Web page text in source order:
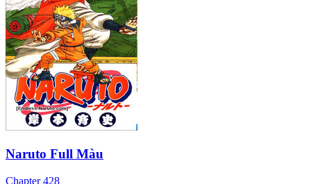
Naruto Full Màu
Chapter428